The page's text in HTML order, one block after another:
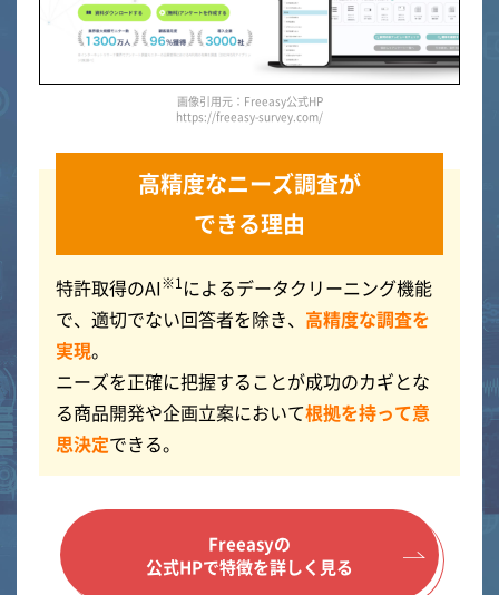
画像引用元：Freeasy公式HP
https://freeasy-survey.com/
高精度なニーズ調査が
できる理由
特許取得のAI※1 によるデータクリーニング機能
で、適切でない回答者を除き、 高精度な調査を
実現。
ニーズを正確に把握することが成功のカギとな
る商品開発や企画立案において根拠を持って意
思決定できる。
Freeasyの
公式HPで特徴を詳しく見る